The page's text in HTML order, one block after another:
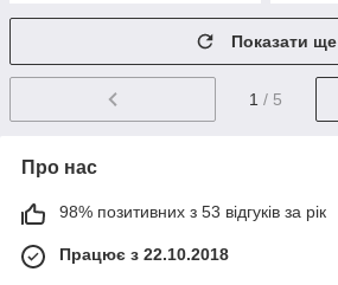
Показати ще
1 / 5
Про нас
98% позитивних з 53 відгуків за рік
Працює з 22.10.2018